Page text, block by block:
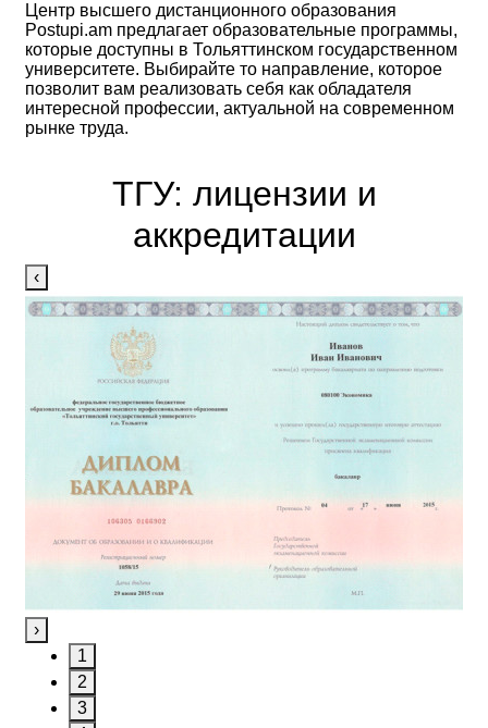
Центр высшего дистанционного образования
Postupi.am предлагает образовательные программы,
которые доступны в Тольяттинском государственном
университете. Выбирайте то направление, которое
позволит вам реализовать себя как обладателя
интересной профессии, актуальной на современном
рынке труда.
ТГУ: лицензии и
аккредитации
‹
›
1
2
3